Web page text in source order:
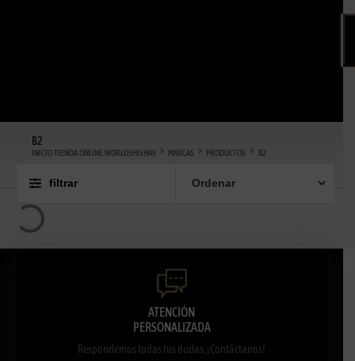
B2
INICIO TIENDA ONLINE WORLDSHISHAS MARCAS PRODUCTOS B2
filtrar
ATENCIÓN
PERSONALIZADA
Respondemos todas tus dudas, ¡Contáctanos!